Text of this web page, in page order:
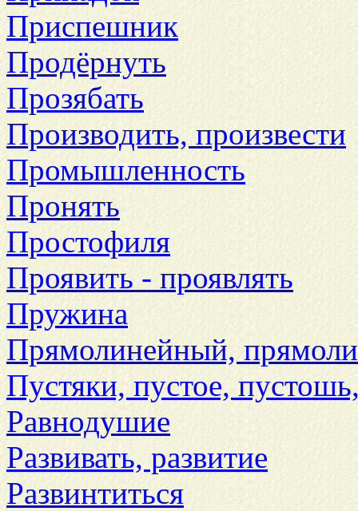
Приспешник
Продёрнуть
Прозябать
Производить, произвести
Промышленность
Пронять
Простофиля
Проявить - проявлять
Пружина
Прямолинейный,
Пустяки, пустое,
Равнодушие
Развивать, развитие
Развинтиться